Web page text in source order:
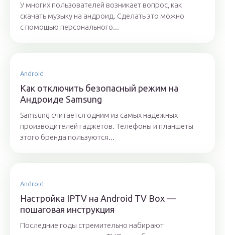
У многих пользователей возникает вопрос, как
скачать музыку на андроид. Сделать это можно
с помощью персонального...
Android
Как отключить безопасный режим на
Андроиде Samsung
Samsung считается одним из самых надежных
производителей гаджетов. Телефоны и планшеты
этого бренда пользуются...
Android
Настройка IPTV на Android TV Box —
пошаговая инструкция
Последние годы стремительно набирают